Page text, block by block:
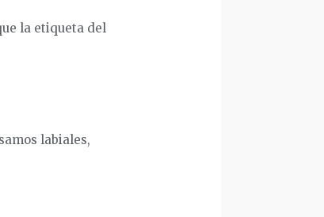
la etiqueta del
labiales,